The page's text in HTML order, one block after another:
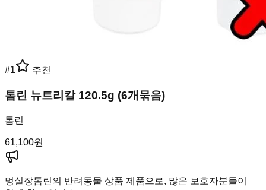
#1 추천
톰린 뉴트리칼 120.5g (6개묶음)
톰린
61,100원
멍실장톰린의 반려동물 상품 제품으로, 많은 보호자분들이